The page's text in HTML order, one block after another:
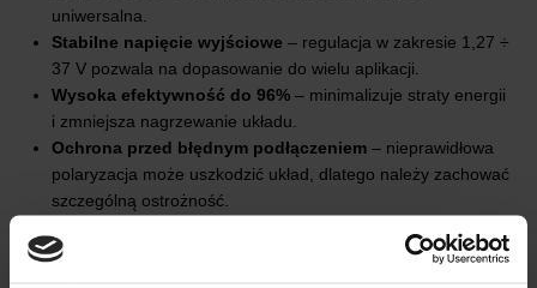
uniwersalna.
Stabilne napięcie wyjściowe – regulacja w zakresie 1,27 ÷
37 V pozwala na dopasowanie do wielu aplikacji.
Wysoka efektywność do 96% – minimalizuje straty energii
i zmniejsza nagrzewanie układu.
Ochrona przed błędnym podłączeniem – nieprawidłowa
polaryzacja może uszkodzić układ, dlatego należy zachować
szczególną ostrożność.